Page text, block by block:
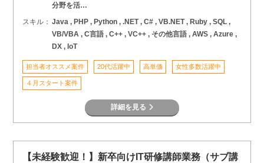
分野を活…
スキル： Java , PHP , Python , .NET , C# , VB.NET , Ruby , SQL ,
VB/VBA , C言語 , C++ , VC++ , その他言語 , AWS , Azure ,
DX , IoT
担当者オススメ案件 20代活躍中 高単価 女性多数活躍中
４月スタート案件
詳細を見る
【未経験歓迎！】新卒向けIT研修講師業務（サブ講